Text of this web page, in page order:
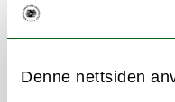
Denne nettsiden